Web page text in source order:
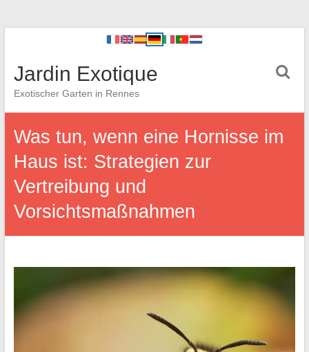
Jardin Exotique
Exotischer Garten in Rennes
Was tun, wenn eine Hornisse im
Haus ist: Strategien zur
Vertreibung und
Vorsichtsmaßnahmen